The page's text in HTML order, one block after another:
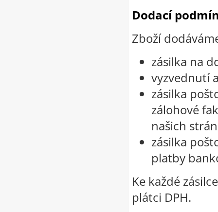
Dodací
Zboží
zásilka na
vyzvednutí
zásilka
zálohové
našich
zásilka
platby
Ke každé
plátci DPH.